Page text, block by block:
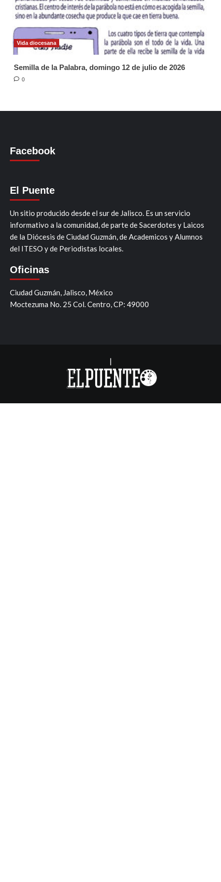
Vida diocesana
Semilla de la Palabra, domingo 12 de julio de 2026
0
Facebook
El Puente
Un sitio producido desde el sur de Jalisco. Es un servicio
informativo a la comunidad, de parte de Sacerdotes y Laicos
de la Diócesis de Ciudad Guzmán, de Academicos y Alumnos
del ITESO y de Periodistas locales.
Oficinas
Ciudad Guzmán, Jalisco, México
Moctezuma No. 25 Col. Centro, CP: 49000
|